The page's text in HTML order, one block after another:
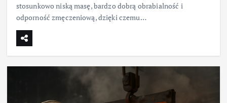
stosunkowo niską masę, bardzo dobrą obrabialność i
odporność zmęczeniową, dzięki czemu…